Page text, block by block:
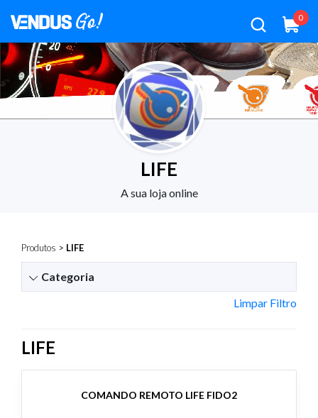
0
LIFE
A sua loja online
Produtos > LIFE
Categoria
Limpar Filtro
LIFE
COMANDO REMOTO LIFE FIDO2